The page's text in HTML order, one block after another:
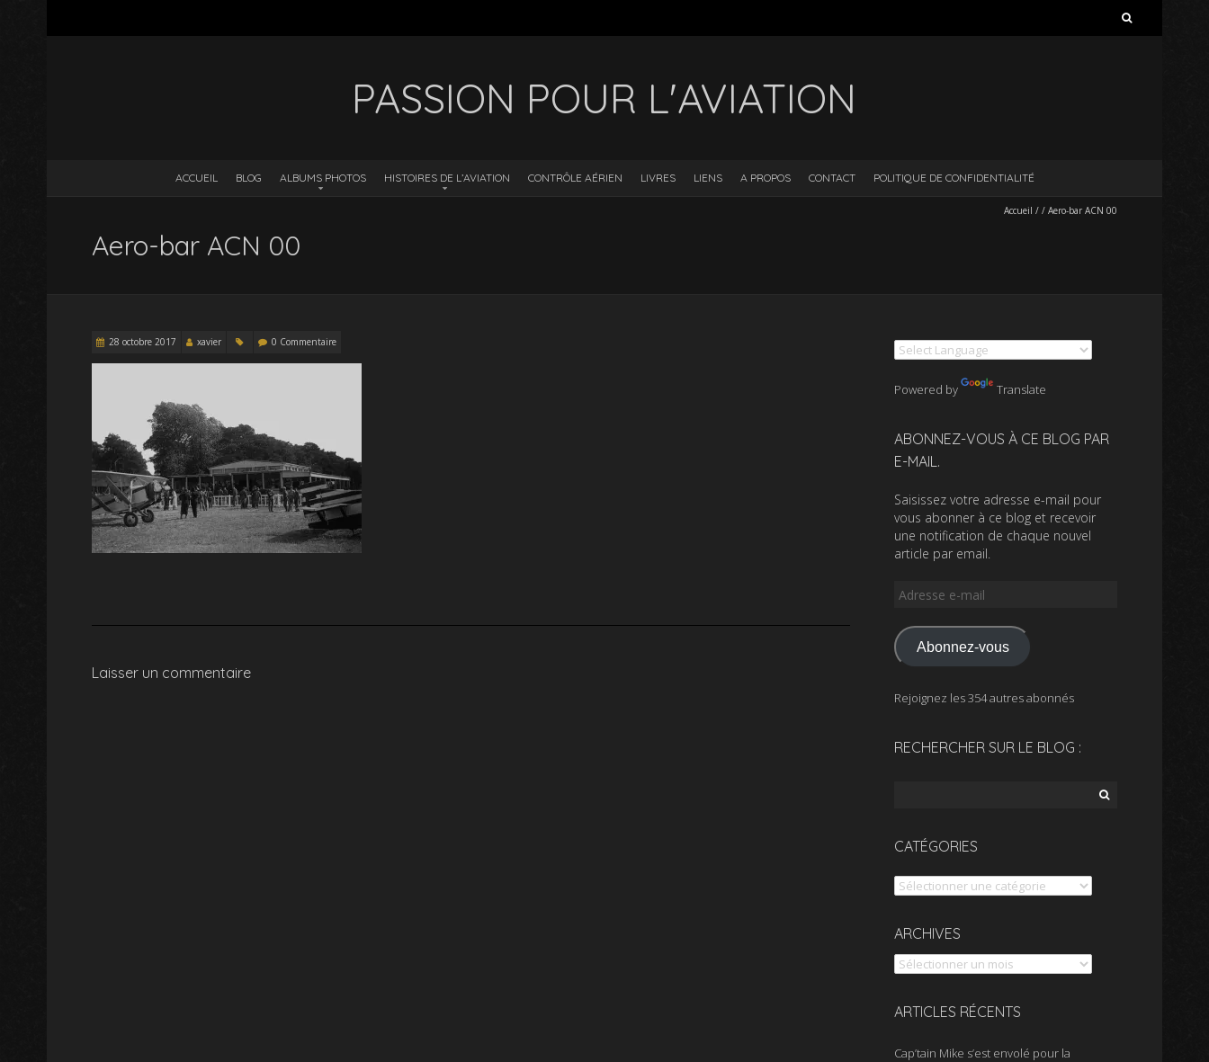
PASSION POUR L'AVIATION
ACCUEIL BLOG ALBUMS PHOTOS HISTOIRES DE L’AVIATION CONTRÔLE AÉRIEN LIVRES LIENS A PROPOS CONTACT POLITIQUE DE CONFIDENTIALITÉ
Accueil //Aero-bar ACN 00
Aero-bar ACN 00
28 octobre 2017 xavier 0 Commentaire
Laisser un commentaire
Powered by Translate
ABONNEZ-VOUS À CE BLOG PAR
E-MAIL.
Saisissez votre adresse e-mail pour
vous abonner à ce blog et recevoir
une notification de chaque nouvel
article par email.
Adresse
mail
Abonnez-vous
Rejoignez les 354 autres abonnés
RECHERCHER SUR LE BLOG :
CATÉGORIES
Catégories
ARCHIVES
Archives
ARTICLES RÉCENTS
Cap’tain Mike s’est envolé pour la